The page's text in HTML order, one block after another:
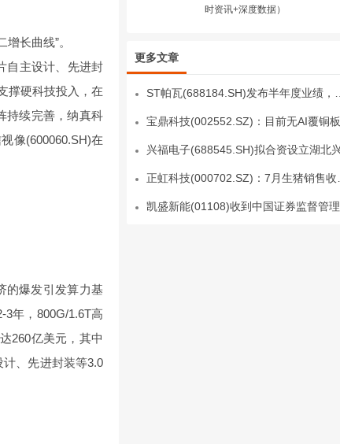
长曲线”。
自主设计、先进封
撑硬科技投入，在
持续完善，纳真科
像(600060.SH)在
的爆发引发算力基
年，800G/1.6T高
260亿美元，其中
计、先进封装等3.0
时资讯+深度数据）
更多文章
宝鼎科技(002552.SZ)：目前无AI覆铜板